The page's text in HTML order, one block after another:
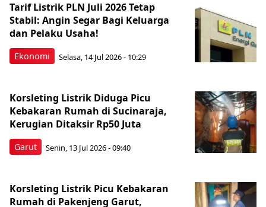
Ekonomi
Tarif Listrik PLN Juli 2026 Tetap
Stabil: Angin Segar Bagi Keluarga
dan Pelaku Usaha!
Selasa, 14 Jul 2026 - 10:29
Garut
Korsleting Listrik Diduga Picu
Kebakaran Rumah di Sucinaraja,
Kerugian Ditaksir Rp50 Juta
Senin, 13 Jul 2026 - 09:40
Korsleting Listrik Picu Kebakaran
Rumah di Pakenjeng Garut,